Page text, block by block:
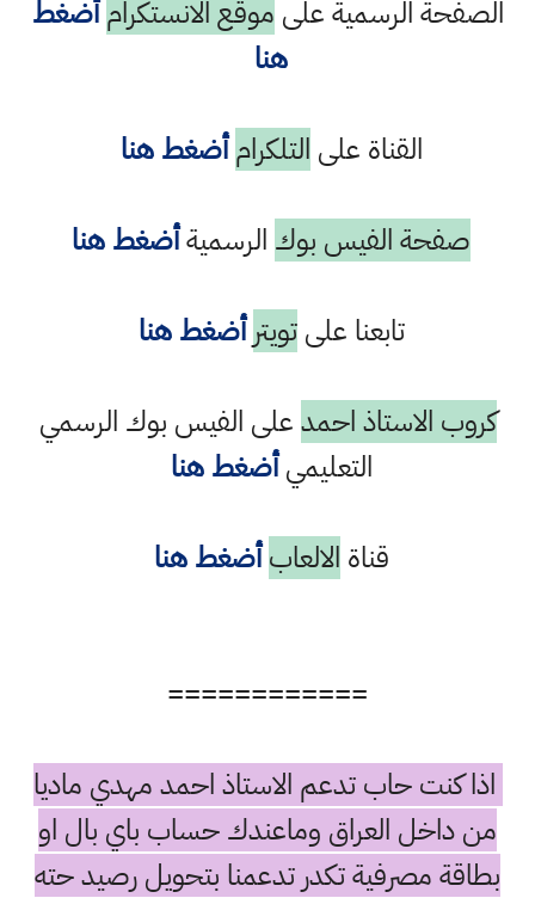
الصفحة الرسمية على موقع الانستكرام أضغط
هنا
القناة على التلكرام أضغط هنا
صفحة الفيس بوك الرسميةأضغط هنا
تابعنا علىتويتر أضغط هنا
كروب الاستاذ احمدعلى الفيس بوك الرسمي
التعليميأضغط هنا
قناة الالعاب أضغط هنا
============
اذا كنت حاب تدعم الاستاذ احمد مهدي ماديا
من داخل العراق وماعندك حساب باي بال او
بطاقة مصرفية تكدر تدعمنا بتحويل رصيد حته